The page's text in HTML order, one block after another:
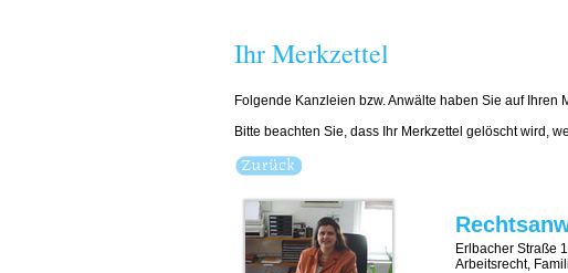
Ihr Merkzettel
Folgende Kanzleien bzw. Anwälte haben Sie auf Ihren
Bitte beachten Sie, dass Ihr Merkzettel gelöscht wird,
Erlbacher Straße
Arbeitsrecht,